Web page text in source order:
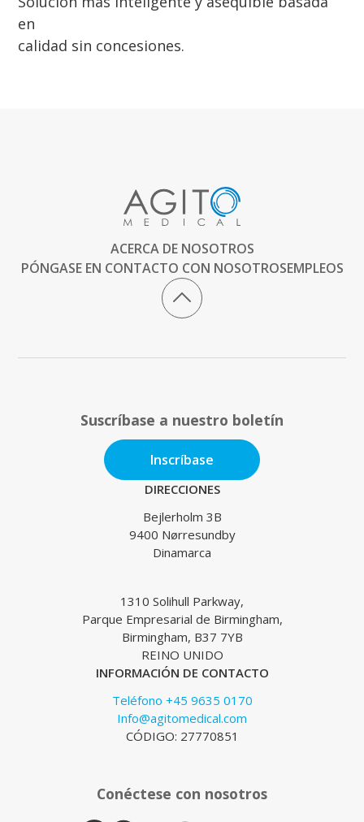
en
calidad sin concesiones.
ACERCA DE NOSOTROS
PÓNGASE EN CONTACTO CON NOSOTROSEMPLEOS
Suscríbase a nuestro boletín
Inscríbase
DIRECCIONES
Bejlerholm 3B
9400 Nørresundby
Dinamarca
1310 Solihull Parkway,
Parque Empresarial de Birmingham,
Birmingham, B37 7YB
REINO UNIDO
INFORMACIÓN DE CONTACTO
Teléfono +45 9635 0170
Info@agitomedical.com
CÓDIGO: 27770851
Conéctese con nosotros